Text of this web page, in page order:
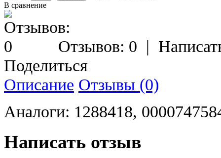
В сравнение
Отзывов: 0 |
Поделиться
Описание Отзывы (0)
Аналоги: 1288418,
Написать отзыв